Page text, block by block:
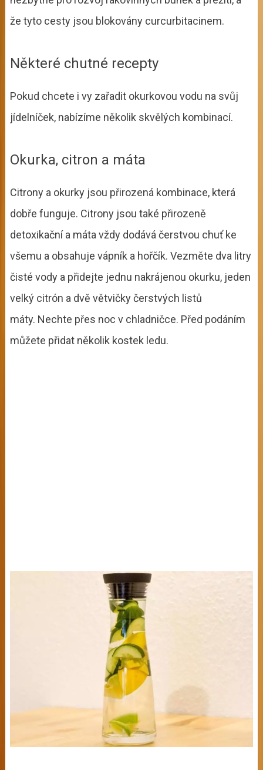
že tyto cesty jsou blokovány curcurbitacinem.
Některé chutné recepty
Pokud chcete i vy zařadit okurkovou vodu na svůj
jídelníček, nabízíme několik skvělých kombinací.
Okurka, citron a máta
Citrony a okurky jsou přirozená kombinace, která
dobře funguje. Citrony jsou také přirozeně
detoxikační a máta vždy dodává čerstvou chuť ke
všemu a obsahuje vápník a hořčík. Vezměte dva litry
čisté vody a přidejte jednu nakrájenou okurku, jeden
velký citrón a dvě větvičky čerstvých listů
máty. Nechte přes noc v chladničce. Před podáním
můžete přidat několik kostek ledu.